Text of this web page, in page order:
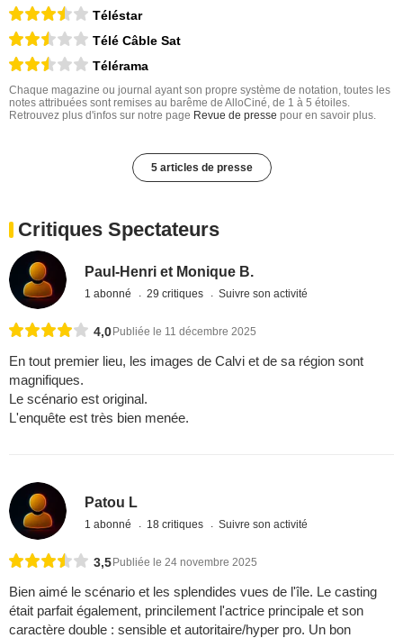
Téléstar
Télé Câble Sat
Télérama
Chaque magazine ou journal ayant son propre système de notation, toutes les
notes attribuées sont remises au barême de AlloCiné, de 1 à 5 étoiles.
Retrouvez plus d'infos sur notre page Revue de presse pour en savoir plus.
5 articles de presse
Critiques Spectateurs
Paul-Henri et Monique B.
1 abonné 29 critiques Suivre son activité
4,0Publiée le 11 décembre 2025
En tout premier lieu, les images de Calvi et de sa région sont
magnifiques.
Le scénario est original.
L'enquête est très bien menée.
Patou L
1 abonné 18 critiques Suivre son activité
3,5Publiée le 24 novembre 2025
Bien aimé le scénario et les splendides vues de l'île. Le casting
était parfait également, princilement l'actrice principale et son
caractère double : sensible et autoritaire/hyper pro. Un bon